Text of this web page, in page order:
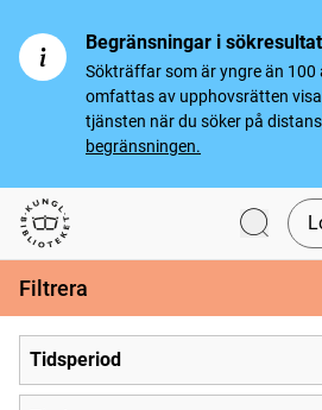
Begränsningar i
Sökträffar som är yngre än 100
omfattas av upphovsrätten
tjänsten när du söker på
begränsningen.
Svenska tidningar
Filtrera
Tidsperiod